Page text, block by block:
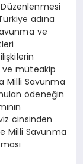
adına
ve
ve müteakip
Milli Savunma
ödeneğin
cinsinden
Milli Savunma